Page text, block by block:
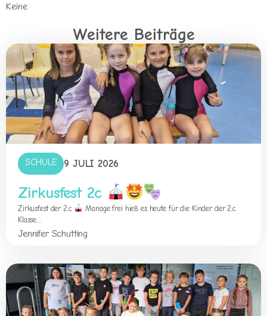
Keine
Weitere Beiträge
SCHULE 9 JULI 2026
Zirkusfest 2c
Zirkusfest der 2.c
Manage frei hieß es heute für die Kinder der 2.c
Klasse....
Jennifer Schutting